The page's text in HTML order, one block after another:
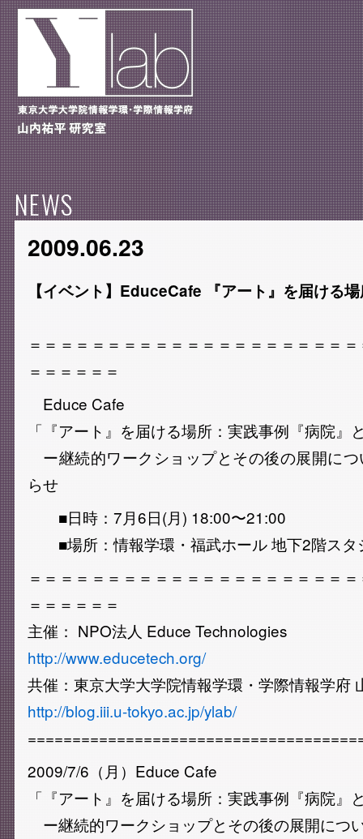
NEWS
2009.06.23
【イベント】EduceCafe 『アート』を届ける
＝＝＝＝＝＝＝＝＝＝＝＝＝＝＝＝＝＝＝＝
＝＝＝＝＝＝
Educe Cafe
「『アート』を届ける場所：実践事例『病院』
ー継続的ワークショップとその後の展開に
らせ
■日時：7月6日(月) 18:00〜21:00
■場所：情報学環・福武ホール 地下2階スタ
＝＝＝＝＝＝＝＝＝＝＝＝＝＝＝＝＝＝＝＝
＝＝＝＝＝＝
主催： NPO法人 Educe Technologies
http://www.educetech.org/
共催：東京大学大学院情報学環・学際情報学府
http://blog.iii.u-tokyo.ac.jp/ylab/
2009/7/6（月）Educe Cafe
「『アート』を届ける場所：実践事例『病院』
ー継続的ワークショップとその後の展開につ